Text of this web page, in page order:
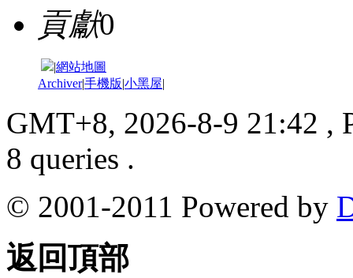
貢獻0
|網站地圖
Archiver|手機版|小黑屋|
GMT+8, 2026-8-9 21:42 ,
8 queries .
© 2001-2011 Powered by
返回頂部